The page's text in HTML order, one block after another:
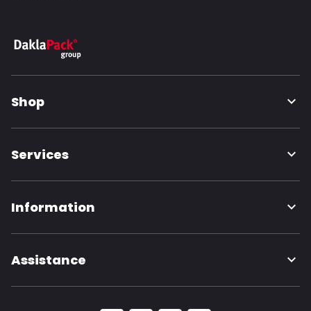
Shop
Services
Information
Assistance